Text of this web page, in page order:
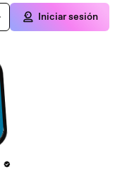
Iniciar sesión